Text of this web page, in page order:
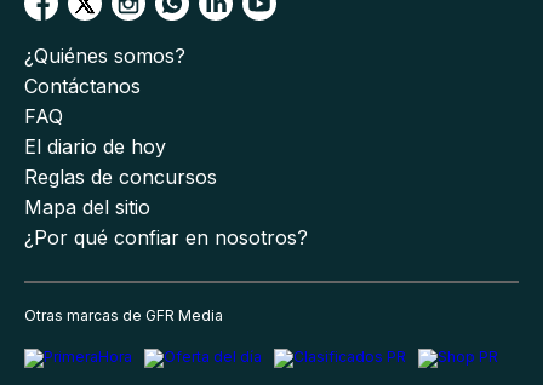
¿Quiénes somos?
Contáctanos
FAQ
El diario de hoy
Reglas de concursos
Mapa del sitio
¿Por qué confiar en nosotros?
Otras marcas de GFR Media